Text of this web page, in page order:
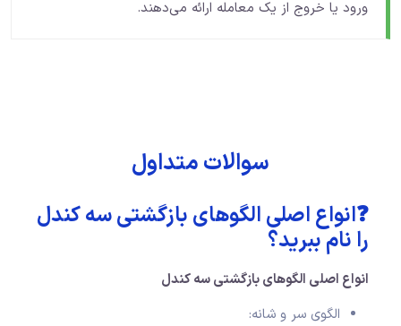
ورود یا خروج از یک معامله ارائه می‌دهند.
سوالات متداول
❓انواع اصلی الگوهای بازگشتی سه کندل
را نام ببرید؟
انواع اصلی الگوهای بازگشتی سه کندل
الگوی سر و شانه: